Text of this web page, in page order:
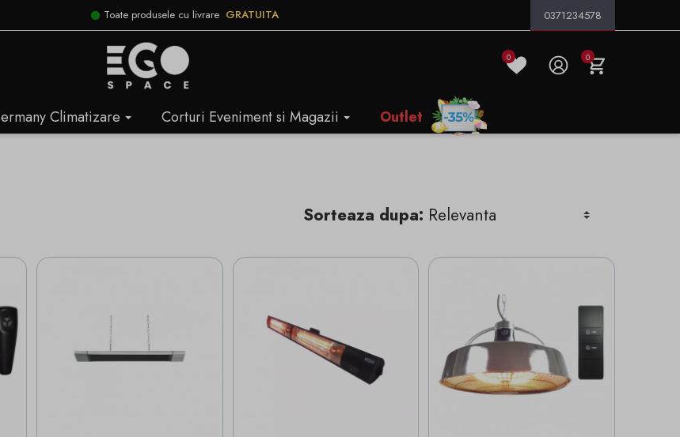
Toate produsele cu livrare GRATUITA 0371234578
0 0
Climatizare Corturi Eveniment si Magazii Outlet
Sorteaza dupa: